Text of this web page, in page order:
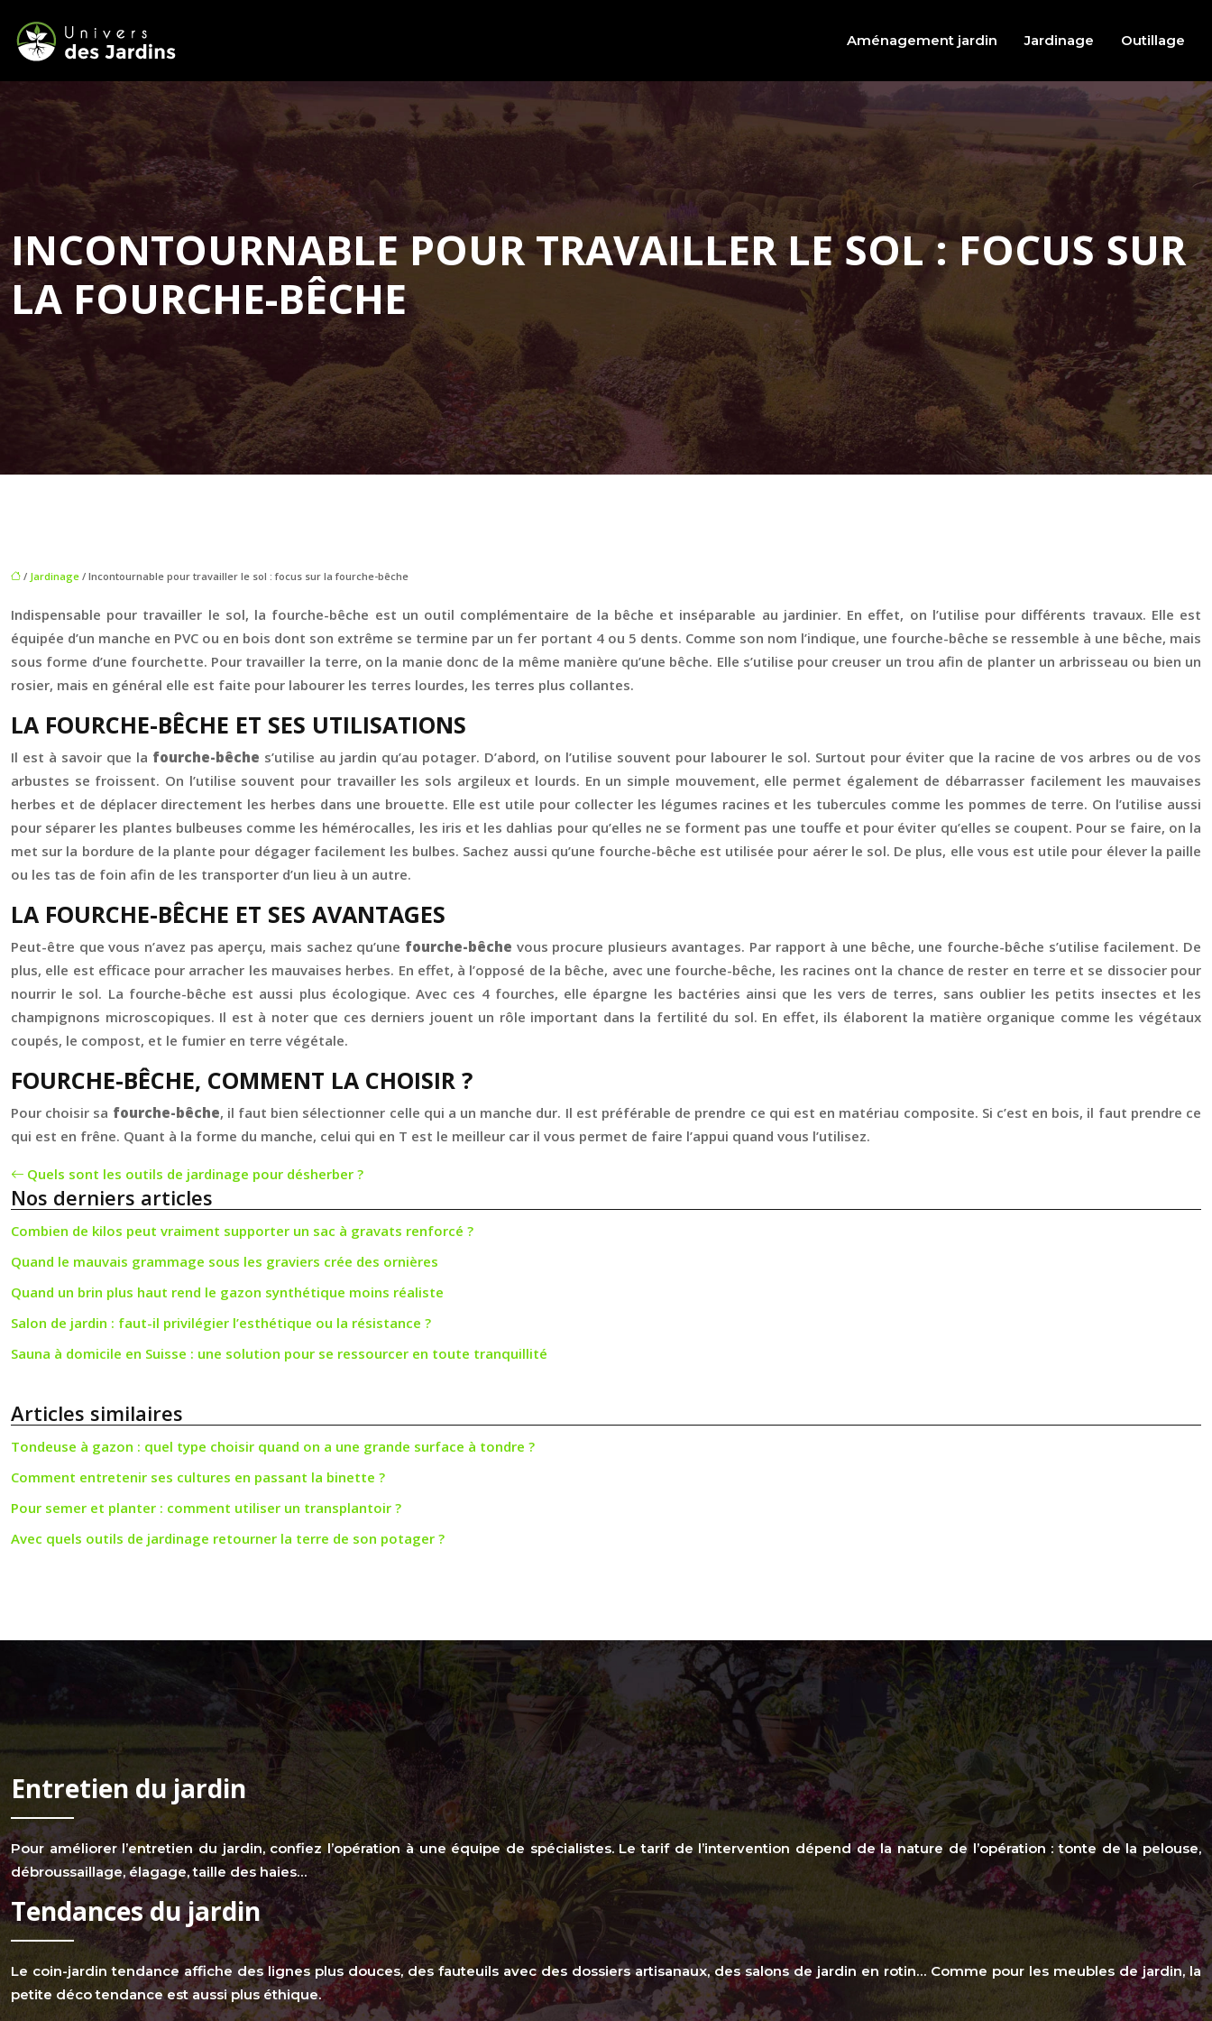
Aménagement jardin Jardinage Outillage
INCONTOURNABLE POUR TRAVAILLER LE SOL : FOCUS SUR
LA FOURCHE-BÊCHE
/ Jardinage / Incontournable pour travailler le sol : focus sur la fourche-bêche
Indispensable pour travailler le sol, la fourche-bêche est un outil complémentaire de la bêche et inséparable au jardinier. En effet, on l’utilise pour différents travaux. Elle est
équipée d’un manche en PVC ou en bois dont son extrême se termine par un fer portant 4 ou 5 dents. Comme son nom l’indique, une fourche-bêche se ressemble à une bêche, mais
sous forme d’une fourchette. Pour travailler la terre, on la manie donc de la même manière qu’une bêche. Elle s’utilise pour creuser un trou afin de planter un arbrisseau ou bien un
rosier, mais en général elle est faite pour labourer les terres lourdes, les terres plus collantes.
LA FOURCHE-BÊCHE ET SES UTILISATIONS
Il est à savoir que la fourche-bêche s’utilise au jardin qu’au potager. D’abord, on l’utilise souvent pour labourer le sol. Surtout pour éviter que la racine de vos arbres ou de vos
arbustes se froissent. On l’utilise souvent pour travailler les sols argileux et lourds. En un simple mouvement, elle permet également de débarrasser facilement les mauvaises
herbes et de déplacer directement les herbes dans une brouette. Elle est utile pour collecter les légumes racines et les tubercules comme les pommes de terre. On l’utilise aussi
pour séparer les plantes bulbeuses comme les hémérocalles, les iris et les dahlias pour qu’elles ne se forment pas une touffe et pour éviter qu’elles se coupent. Pour se faire, on la
met sur la bordure de la plante pour dégager facilement les bulbes. Sachez aussi qu’une fourche-bêche est utilisée pour aérer le sol. De plus, elle vous est utile pour élever la paille
ou les tas de foin afin de les transporter d’un lieu à un autre.
LA FOURCHE-BÊCHE ET SES AVANTAGES
Peut-être que vous n’avez pas aperçu, mais sachez qu’une fourche-bêche vous procure plusieurs avantages. Par rapport à une bêche, une fourche-bêche s’utilise facilement. De
plus, elle est efficace pour arracher les mauvaises herbes. En effet, à l’opposé de la bêche, avec une fourche-bêche, les racines ont la chance de rester en terre et se dissocier pour
nourrir le sol. La fourche-bêche est aussi plus écologique. Avec ces 4 fourches, elle épargne les bactéries ainsi que les vers de terres, sans oublier les petits insectes et les
champignons microscopiques. Il est à noter que ces derniers jouent un rôle important dans la fertilité du sol. En effet, ils élaborent la matière organique comme les végétaux
coupés, le compost, et le fumier en terre végétale.
FOURCHE-BÊCHE, COMMENT LA CHOISIR ?
Pour choisir sa fourche-bêche, il faut bien sélectionner celle qui a un manche dur. Il est préférable de prendre ce qui est en matériau composite. Si c’est en bois, il faut prendre ce
qui est en frêne. Quant à la forme du manche, celui qui en T est le meilleur car il vous permet de faire l’appui quand vous l’utilisez.
Quels sont les outils de jardinage pour désherber ?
Nos derniers articles
Combien de kilos peut vraiment supporter un sac à gravats renforcé ?
Quand le mauvais grammage sous les graviers crée des ornières
Quand un brin plus haut rend le gazon synthétique moins réaliste
Salon de jardin : faut-il privilégier l’esthétique ou la résistance ?
Sauna à domicile en Suisse : une solution pour se ressourcer en toute tranquillité
Articles similaires
Tondeuse à gazon : quel type choisir quand on a une grande surface à tondre ?
Comment entretenir ses cultures en passant la binette ?
Pour semer et planter : comment utiliser un transplantoir ?
Avec quels outils de jardinage retourner la terre de son potager ?
Entretien du jardin
Pour améliorer l’entretien du jardin, confiez l’opération à une équipe de spécialistes. Le tarif de l’intervention dépend de la nature de l’opération : tonte de la pelouse,
débroussaillage, élagage, taille des haies…
Tendances du jardin
Le coin-jardin tendance affiche des lignes plus douces, des fauteuils avec des dossiers artisanaux, des salons de jardin en rotin… Comme pour les meubles de jardin, la
petite déco tendance est aussi plus éthique.